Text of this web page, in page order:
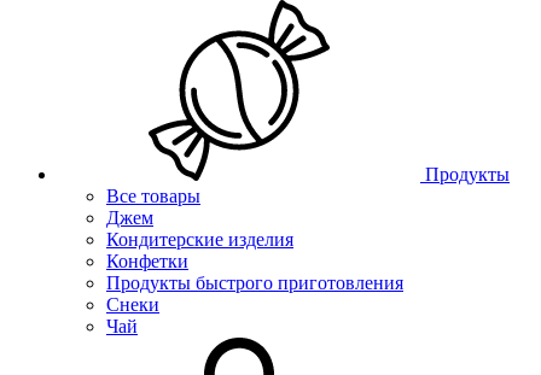
Продукты
Все товары
Джем
Кондитерские изделия
Конфетки
Продукты быстрого приготовления
Снеки
Чай